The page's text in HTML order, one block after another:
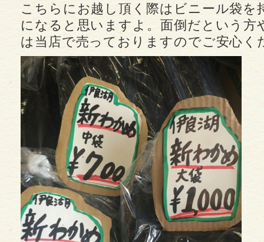
こちらにお越し頂く際はビニール袋を
になると思いますよ。面倒だという方
は当店で売っておりますのでご安心く